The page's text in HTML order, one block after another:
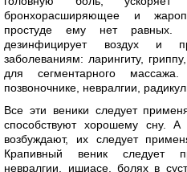
бронхорасширяющее и
простуде ему нет равных.
дезинфицирует воздух и
заболеваниям: ларингиту,
для сегментарного
позвоночнике, невралгии,
Все эти веники следует
способствуют хорошему сну.
возбуждают, их следует
Крапивный веник следует
невралгии, ишиасе, болях в